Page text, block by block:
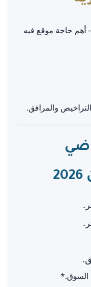
أهم حاجة موقع فيه
والمرافق.
السوق.*